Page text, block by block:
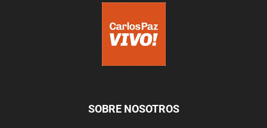
SOBRE NOSOTROS